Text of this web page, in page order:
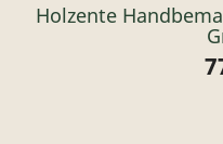
Holzente